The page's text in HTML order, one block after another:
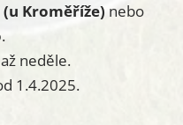
Kroměříže) nebo
.
neděle.
1.4.2025.